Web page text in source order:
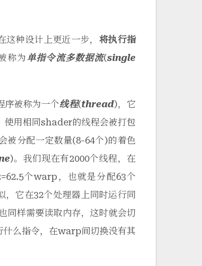
种设计上更近一步， 将执行指
称为单指令流多数据流(single
被称为一个线程(thread)，它
使用相同shader的线程会被打包
分配一定数量(8-64个)的着色
)。我们现在有2000个线程，在
个warp，也就是分配63个
它在32个处理器上同时运行同
同样需要读取内存，这时就会切
么指令，在warp间切换没有其